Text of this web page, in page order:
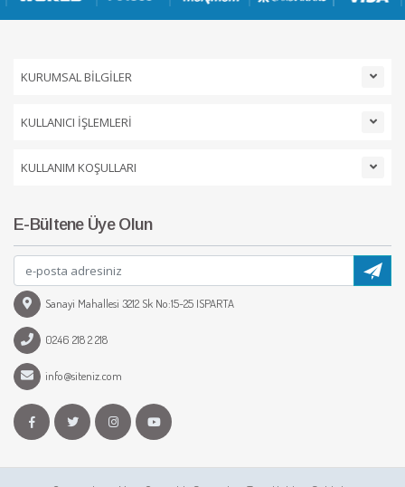
KURUMSAL BİLGİLER
KULLANICI İŞLEMLERİ
KULLANIM KOŞULLARI
E-Bültene Üye Olun
Sanayi Mahallesi 3212 Sk No:15-25 ISPARTA
0246 218 2 218
info@siteniz.com